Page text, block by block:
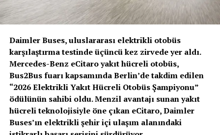
Renault Trucks D ve D Wide Z.E, artık çeşitli menzil
opsiyonları ile sunuluyor. Önceden 50 kWh ile
araçlar 66 kWh lityum iyon bataryalar ile de donatılıyor.
Müşteriler, Renault Trucks D Z.E. için beş farklı
konfigürasyonda 66 kWh’ya kadar maksimum altı
batarya grubundan seçim yapabiliyor ve bu da 400 km’ye
kadar çalışma menzili anlamına geliyor.
Daimler Buses, uluslararası elektrikli otobüs
karşılaştırma testinde üçüncü kez zirvede yer aldı.
Mercedes-Benz eCitaro yakıt hücreli otobüs,
Bus2Bus fuarı kapsamında Berlin’de takdim edilen
“2026 Elektrikli Yakıt Hücreli Otobüs Şampiyonu”
ödülünün sahibi oldu. Menzil avantajı sunan yakıt
hücreli teknolojisiyle öne çıkan eCitaro, Daimler
Buses’ın elektrikli şehir içi ulaşım alanındaki